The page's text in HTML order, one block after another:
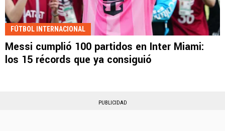
FÚTBOL INTERNACIONAL
Messi cumplió 100 partidos en Inter Miami:
los 15 récords que ya consiguió
PUBLICIDAD